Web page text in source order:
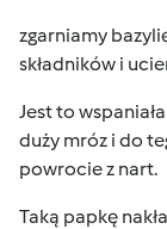
zgarniamy
składników i
Jest to
duży mróz i do
powrocie z nart.
Taką papkę